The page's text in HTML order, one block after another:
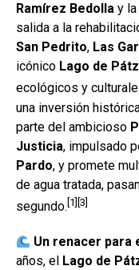
Ramírez Bedolla y la
salida a la
San Pedrito, Las
icónico Lago de
ecológicos y
una inversión
parte del ambicioso
Justicia, impulsado
Pardo, y promete
de agua tratada,
segundo. [1][3]
Un renacer para
años, el Lago de